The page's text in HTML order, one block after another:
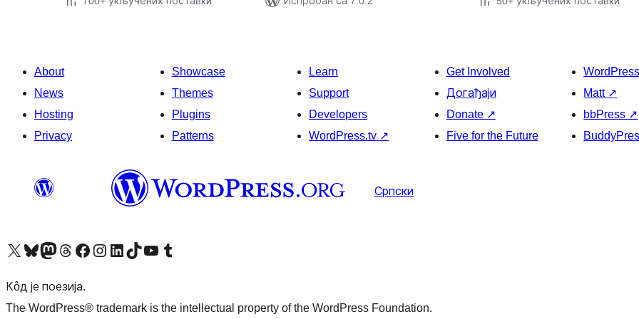
About
News
Hosting
Privacy
Showcase
Themes
Plugins
Patterns
Learn
Support
Developers
WordPress.tv ↗
Get Involved
Догађаји
Donate ↗
Five for the Future
Matt ↗
bbPress ↗
Српски
Visit our X (formerly Twitter) account
Посетите наш Bluesky налог
Visit our Mastodon account
Посетите наш налог на Threads-у Visit our Facebook pageПосетите наш Инстаграм налог
Visit our LinkedIn account
Посетите наш TikTok налог
Visit our YouTube channel
Посетите наш Tumblr налог
Кôд је поезија.
The WordPress® trademark is the intellectual property of the WordPress Foundation.